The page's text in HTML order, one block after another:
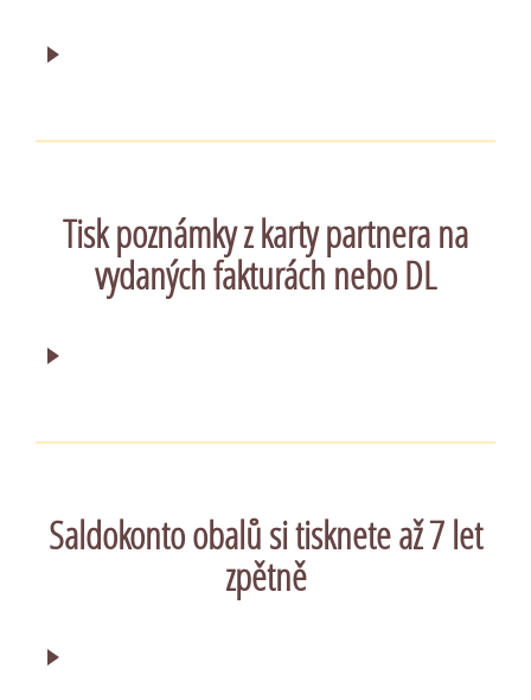
Tisk poznámky z karty partnera na
vydaných fakturách nebo DL
Saldokonto obalů si tisknete až 7 let
zpětně